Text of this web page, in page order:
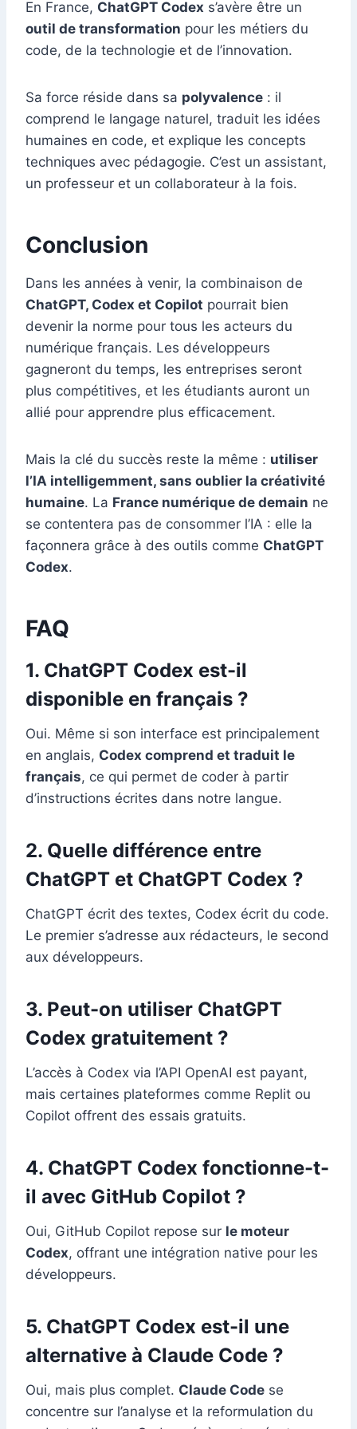
En France, ChatGPT Codex s’avère être un
outil de transformation pour les métiers du
code, de la technologie et de l’innovation.
Sa force réside dans sa polyvalence : il
comprend le langage naturel, traduit les idées
humaines en code, et explique les concepts
techniques avec pédagogie. C’est un assistant,
un professeur et un collaborateur à la fois.
Conclusion
Dans les années à venir, la combinaison de
ChatGPT, Codex et Copilot pourrait bien
devenir la norme pour tous les acteurs du
numérique français. Les développeurs
gagneront du temps, les entreprises seront
plus compétitives, et les étudiants auront un
allié pour apprendre plus efficacement.
Mais la clé du succès reste la même : utiliser
l’IA intelligemment, sans oublier la créativité
humaine. La France numérique de demain ne
se contentera pas de consommer l’IA : elle la
façonnera grâce à des outils comme ChatGPT
Codex.
FAQ
1. ChatGPT Codex est-il
disponible en français ?
Oui. Même si son interface est principalement
en anglais, Codex comprend et traduit le
français, ce qui permet de coder à partir
d’instructions écrites dans notre langue.
2. Quelle différence entre
ChatGPT et ChatGPT Codex ?
ChatGPT écrit des textes, Codex écrit du code.
Le premier s’adresse aux rédacteurs, le second
aux développeurs.
3. Peut-on utiliser ChatGPT
Codex gratuitement ?
L’accès à Codex via l’API OpenAI est payant,
mais certaines plateformes comme Replit ou
Copilot offrent des essais gratuits.
4. ChatGPT Codex fonctionne-t-
il avec GitHub Copilot ?
Oui, GitHub Copilot repose sur le moteur
Codex, offrant une intégration native pour les
développeurs.
5. ChatGPT Codex est-il une
alternative à Claude Code ?
Oui, mais plus complet. Claude Code se
concentre sur l’analyse et la reformulation du